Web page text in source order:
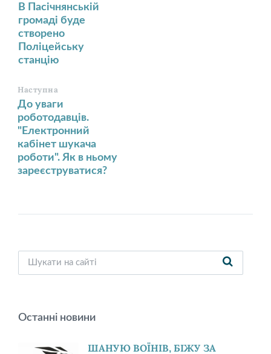
В Пасічнянській
громаді буде
створено
Поліцейську
станцію
Наступна
До уваги
роботодавців.
"Електронний
кабінет шукача
роботи". Як в ньому
зареєструватися?
Останні новини
ШАНУЮ ВОЇНІВ, БІЖУ ЗА